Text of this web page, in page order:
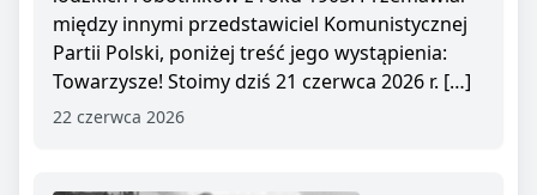
między innymi przedstawiciel Komunistycznej
Partii Polski, poniżej treść jego wystąpienia:
Towarzysze! Stoimy dziś 21 czerwca 2026 r. […]
22 czerwca 2026